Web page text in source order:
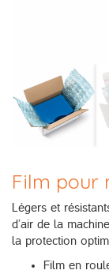
Film pour
Légers et
d’air de la
la protection
Film en